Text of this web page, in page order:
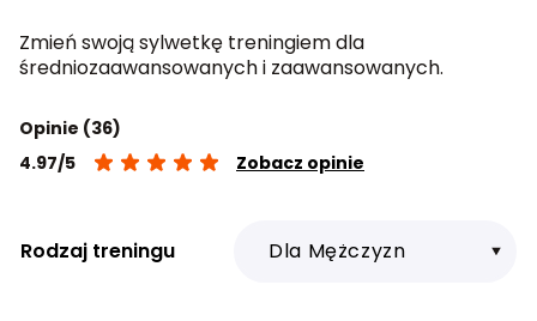
Zmień swoją sylwetkę treningiem dla
średniozaawansowanych i zaawansowanych.
Opinie (36)
4.97/5
Zobacz opinie
Rodzaj treningu